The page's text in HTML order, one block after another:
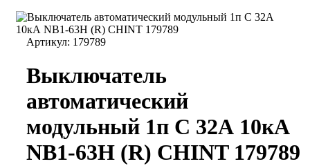
Артикул: 179789
Выключатель
автоматический
модульный 1п C 32А 10кА
NB1-63H (R) CHINT 179789